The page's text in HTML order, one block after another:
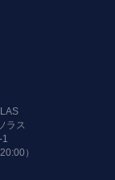
ラス
）